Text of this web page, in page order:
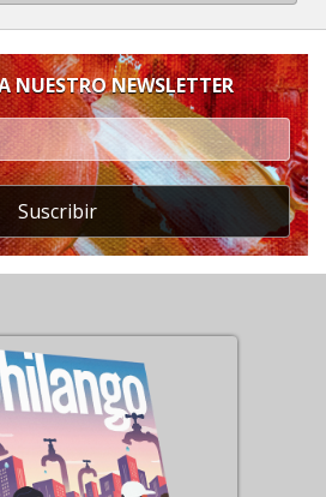
NUESTRO NEWSLETTER
Suscribir